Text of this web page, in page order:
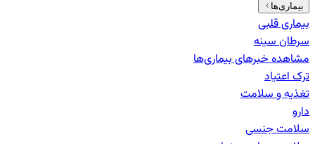
بیماری‌ها
بیماری قلبی
سرطان سینه
مشاهده خبرهایبیماری‌ها
ترک اعتیاد
تغذیه و سلامت
دارو
سلامت جنسی